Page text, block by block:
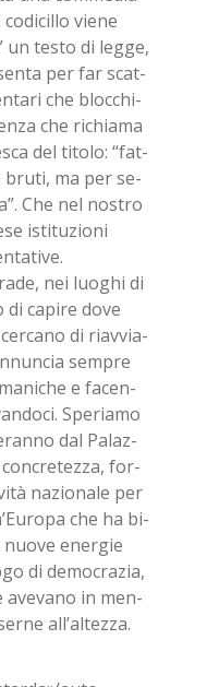
vie­ne
un te­sto di leg­ge,
per far scat­
che bloc­chi­
che ri­chia­ma
del ti­to­lo: “fat­
bru­ti, ma per se­
Che nel no­stro
isti­tu­zio­ni
nei luo­ghi di
ca­pi­re dove
di riav­via­
sem­pre
e fa­cen­
Spe­ria­mo
dal Pa­laz­
con­cre­tez­za, for­
na­zio­na­le per
che ha bi­
ener­gie
di de­mo­cra­zia,
ave­va­no in men­
al­l’al­tez­za.